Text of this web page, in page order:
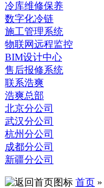
冷库维修保养
数字化冷链
施工管理系统
物联网远程监控
BIM设计中心
售后报修系统
联系浩爽
浩爽总部
北京分公司
武汉分公司
杭州分公司
成都分公司
新疆分公司
首页 »